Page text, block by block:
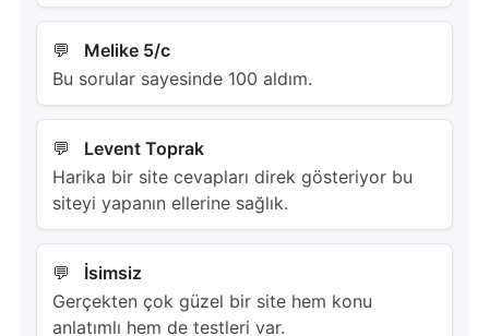
Melike 5/c
Bu sorular sayesinde 100 aldım.
Levent Toprak
Harika bir site cevapları direk gösteriyor bu
siteyi yapanın ellerine sağlık.
İsimsiz
Gerçekten çok güzel bir site hem konu
anlatımlı hem de testleri var.